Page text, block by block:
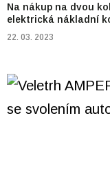
Na nákup na dvou
elektrická nákladní
22. 03. 2023